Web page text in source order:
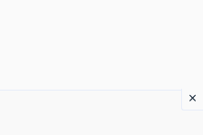
×